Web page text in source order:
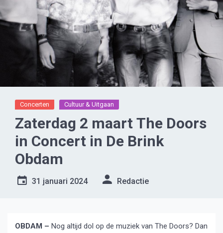
Concerten Cultuur & Uitgaan
Zaterdag 2 maart The Doors
in Concert in De Brink
Obdam
31 januari 2024 Redactie
OBDAM – Nog altijd dol op de muziek van The Doors? Dan